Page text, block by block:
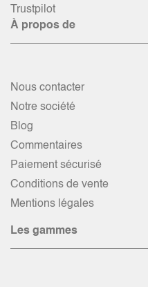
Trustpilot
À propos de
Nous contacter
Notre société
Blog
Commentaires
Paiement sécurisé
Conditions de vente
Mentions légales
Les gammes